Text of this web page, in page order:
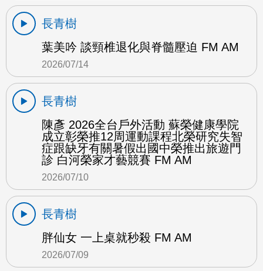
長青樹
葉美吟 談頸椎退化與脊髓壓迫 FM AM
2026/07/14
長青樹
陳彥 2026全台戶外活動 蘇榮健康學院
成立彰榮推12周運動課程北榮研究失智
症跟缺牙有關暑假出國中榮推出旅遊門
診 白河榮家才藝競賽 FM AM
2026/07/10
長青樹
胖仙女 一上桌就秒殺 FM AM
2026/07/09